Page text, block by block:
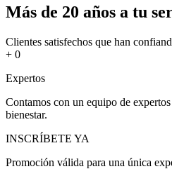
Más de 20 años a tu
Clientes satisfechos que han
+ 0
Expertos
Contamos con un equipo de
bienestar.
INSCRÍBETE YA
Promoción válida para una única